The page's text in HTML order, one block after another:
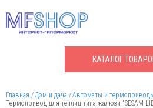
КАТАЛОГ
Главная Дом и дача
Автоматы и
Термопривод для теплиц типа жалюзи "SESAM